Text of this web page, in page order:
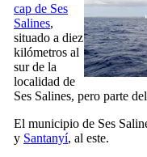
cap de Ses
Salines,
situado a diez
kilómetros al
sur de la
localidad de
Ses Salines, pero parte
El municipio de Ses
y Santanyí, al este.